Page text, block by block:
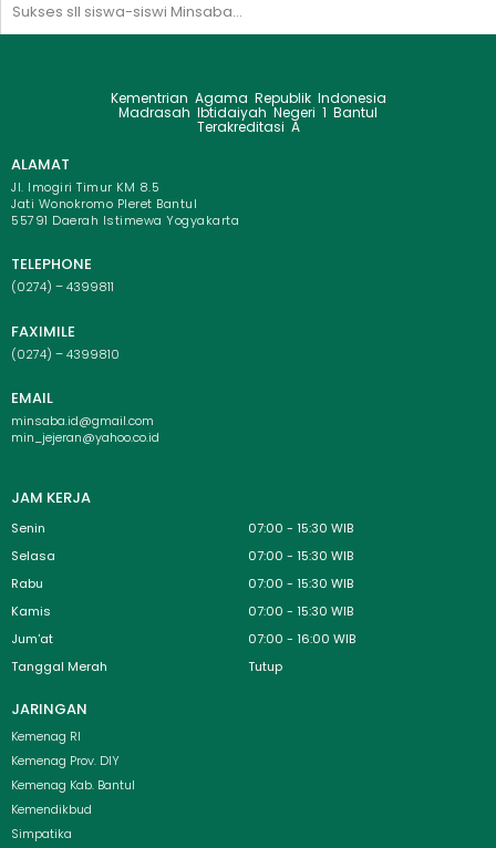
Sukses sll siswa-siswi Minsaba...
Kementrian Agama Republik Indonesia
Madrasah Ibtidaiyah Negeri 1 Bantul
Terakreditasi A
ALAMAT
Jl. Imogiri Timur KM 8.5
Jati Wonokromo Pleret Bantul
55791 Daerah Istimewa Yogyakarta
TELEPHONE
(0274) – 4399811
FAXIMILE
(0274) – 4399810
EMAIL
minsaba.id@gmail.com
min_jejeran@yahoo.co.id
JAM KERJA
Senin
07:00 - 15:30 WIB
Selasa
07:00 - 15:30 WIB
Rabu
07:00 - 15:30 WIB
Kamis
07:00 - 15:30 WIB
Jum'at
07:00 - 16:00 WIB
Tanggal Merah
Tutup
JARINGAN
Kemenag RI
Kemenag Prov. DIY
Kemenag Kab. Bantul
Kemendikbud
Simpatika
Menu